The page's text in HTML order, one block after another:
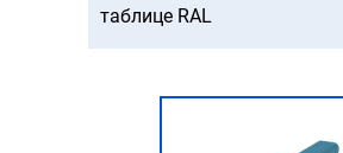
таблице RAL